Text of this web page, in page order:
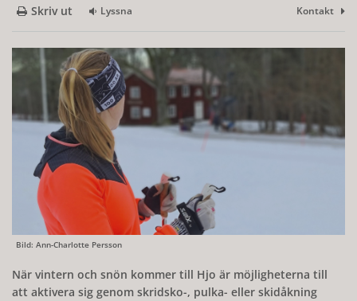
Skriv ut Lyssna Kontakt
Bild: Ann-Charlotte Persson
När vintern och snön kommer till Hjo är möjligheterna till
att aktivera sig genom skridsko-, pulka- eller skidåkning